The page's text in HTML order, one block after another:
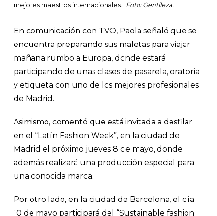
mejores maestros internacionales.
Foto: Gentileza.
En comunicación con TVO, Paola señaló que se
encuentra preparando sus maletas para viajar
mañana rumbo a Europa, donde estará
participando de unas clases de pasarela, oratoria
y etiqueta con uno de los mejores profesionales
de Madrid.
Asimismo, comentó que está invitada a desfilar
en el “Latín Fashion Week”, en la ciudad de
Madrid el próximo jueves 8 de mayo, donde
además realizará una producción especial para
una conocida marca.
Por otro lado, en la ciudad de Barcelona, el día
10 de mayo participará del “Sustainable fashion